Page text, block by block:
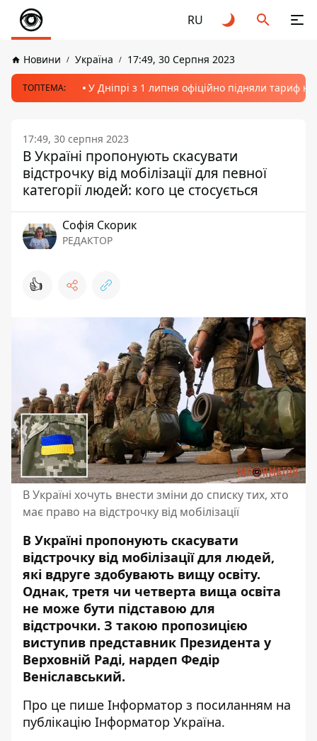
RU
Новини Україна 17:49, 30 Серпня 2023
ТОПТЕМА: У Дніпрі з 1 липня офіційно підняли тариф
17:49, 30 серпня 2023
В Україні пропонують скасувати
відстрочку від мобілізації для певної
категорії людей: кого це стосується
Софія Скорик
РЕДАКТОР
👍
В Україні хочуть внести зміни до списку тих, хто
має право на відстрочку від мобілізації
В Україні пропонують скасувати
відстрочку від мобілізації для людей,
які вдруге здобувають вищу освіту.
Однак, третя чи четверта вища освіта
не може бути підставою для
відстрочки. З такою пропозицією
виступив представник Президента у
Верховній Раді, нардеп Федір
Веніславський.
Про це пише Інформатор з посиланням на
публікацію Інформатор Україна.